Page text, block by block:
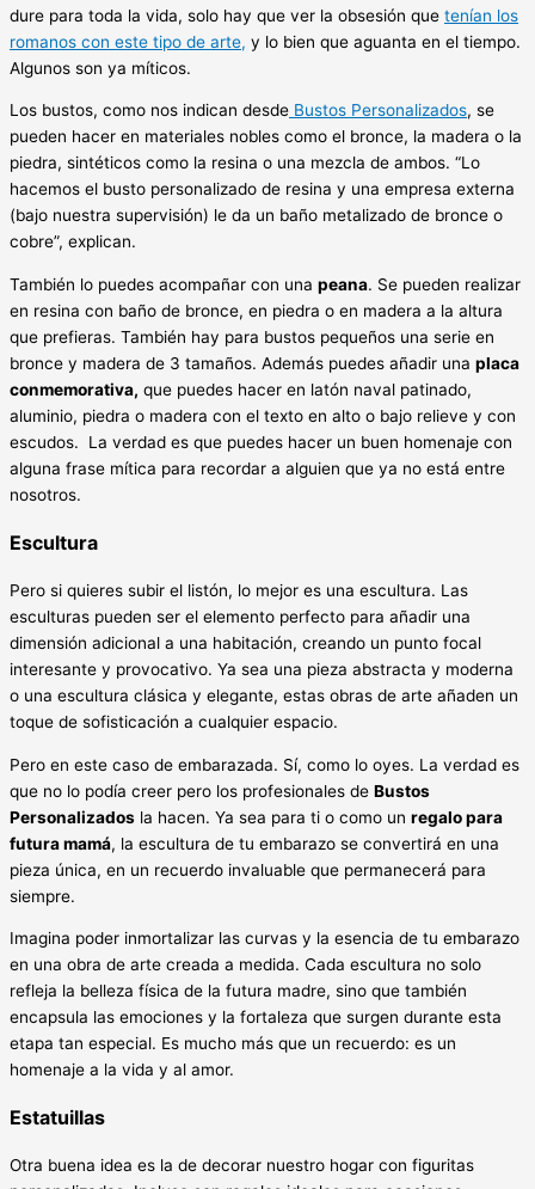
dure para toda la vida, solo hay que ver la obsesión que tenían los
romanos con este tipo de arte, y lo bien que aguanta en el tiempo.
Algunos son ya míticos.
Los bustos, como nos indican desde Bustos Personalizados, se
pueden hacer en materiales nobles como el bronce, la madera o la
piedra, sintéticos como la resina o una mezcla de ambos. “Lo
hacemos el busto personalizado de resina y una empresa externa
(bajo nuestra supervisión) le da un baño metalizado de bronce o
cobre”, explican.
También lo puedes acompañar con una peana. Se pueden realizar
en resina con baño de bronce, en piedra o en madera a la altura
que prefieras. También hay para bustos pequeños una serie en
bronce y madera de 3 tamaños. Además puedes añadir una placa
conmemorativa, que puedes hacer en latón naval patinado,
aluminio, piedra o madera con el texto en alto o bajo relieve y con
escudos. La verdad es que puedes hacer un buen homenaje con
alguna frase mítica para recordar a alguien que ya no está entre
nosotros.
Escultura
Pero si quieres subir el listón, lo mejor es una escultura. Las
esculturas pueden ser el elemento perfecto para añadir una
dimensión adicional a una habitación, creando un punto focal
interesante y provocativo. Ya sea una pieza abstracta y moderna
o una escultura clásica y elegante, estas obras de arte añaden un
toque de sofisticación a cualquier espacio.
Pero en este caso de embarazada. Sí, como lo oyes. La verdad es
que no lo podía creer pero los profesionales de Bustos
Personalizados la hacen. Ya sea para ti o como un regalo para
futura mamá, la escultura de tu embarazo se convertirá en una
pieza única, en un recuerdo invaluable que permanecerá para
siempre.
Imagina poder inmortalizar las curvas y la esencia de tu embarazo
en una obra de arte creada a medida. Cada escultura no solo
refleja la belleza física de la futura madre, sino que también
encapsula las emociones y la fortaleza que surgen durante esta
etapa tan especial. Es mucho más que un recuerdo: es un
homenaje a la vida y al amor.
Estatuillas
Otra buena idea es la de decorar nuestro hogar con figuritas